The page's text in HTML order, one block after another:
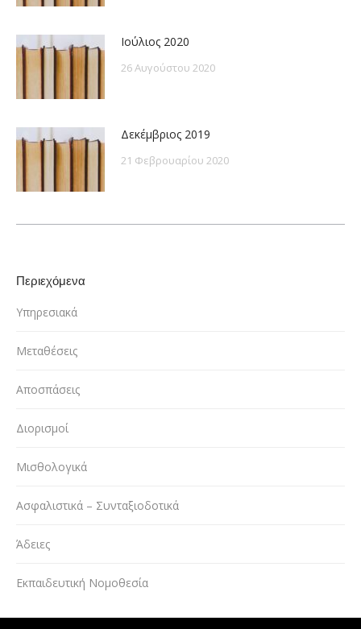
Ιούλιος 2020
26 Αυγούστου 2020
Δεκέμβριος 2019
21 Φεβρουαρίου 2020
Περιεχόμενα
Υπηρεσιακά
Μεταθέσεις
Αποσπάσεις
Διορισμοί
Μισθολογικά
Ασφαλιστικά – Συνταξιοδοτικά
Άδειες
Εκπαιδευτική Νομοθεσία